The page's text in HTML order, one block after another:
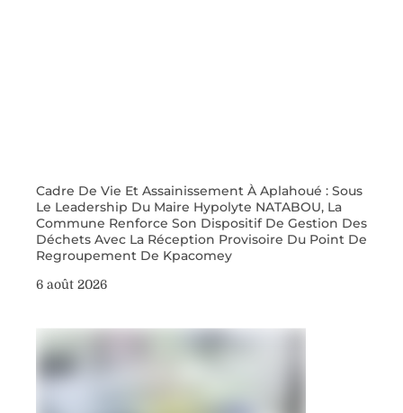
Cadre De Vie Et Assainissement À Aplahoué : Sous
Le Leadership Du Maire Hypolyte NATABOU, La
Commune Renforce Son Dispositif De Gestion Des
Déchets Avec La Réception Provisoire Du Point De
Regroupement De Kpacomey
6 août 2026